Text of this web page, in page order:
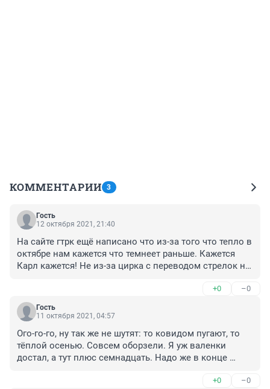
КОММЕНТАРИИ 3
Гость
12 октября 2021, 21:40
На сайте гтрк ещё написано что из-за того что тепло в
октябре нам кажется что темнеет раньше. Кажется
Карл кажется! Не из-за цирка с переводом стрелок не
+0 –0
Гость
11 октября 2021, 04:57
Ого-го-го, ну так же не шутят: то ковидом пугают, то
тёплой осенью. Совсем оборзели. Я уж валенки
достал, а тут плюс семнадцать. Надо же в конце
+0 –0